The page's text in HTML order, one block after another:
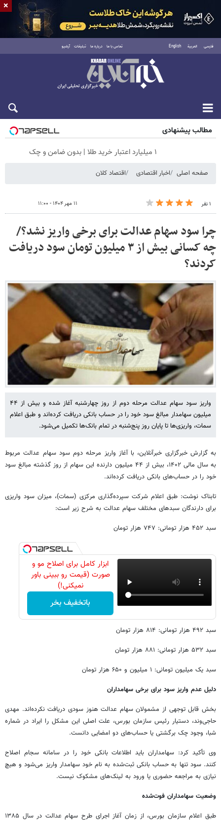
فارسی العربية English تماس با ما درباره ما تبلیغات آرشیو
جمعه ۱۶ مرداد ۱۴۰۵
مطالب پیشنهادی
۱ میلیارد اعتبار خرید طلا | بدون ضامن و چک
صفحه اصلی اخبار اقتصادی اقتصاد کلان
۱ نفر ۱۱ مهر ۱۴۰۴ - ۱۱:۰۰
چرا سود سهام عدالت برای برخی واریز نشد؟/
چه کسانی بیش از ۳ میلیون تومان سود دریافت
کردند؟
واریز سود سهام عدالت مرحله دوم از روز چهارشنبه آغاز شده و بیش از ۴۴
میلیون سهامدار مبالغ سود خود را در حساب بانکی دریافت کرده‌اند و طبق اعلام
سمات، واریزی‌ها تا پایان روز پنج‌شنبه در تمام بانک‌ها تکمیل می‌شود.
به گزارش خبرگزاری خبرآنلاین، با آغاز واریز مرحله دوم سود سهام عدالت مربوط
به سال مالی ۱۴۰۲، بیش از ۴۴ میلیون دارنده این سهام از روز گذشته مبالغ سود
خود را در حساب‌های بانکی دریافت کرده‌اند.
تابناک نوشت: طبق اعلام شرکت سپرده‌گذاری مرکزی (سمات)، میزان سود واریزی
برای دارندگان سبدهای مختلف سهام عدالت به شرح زیر است:
سبد ۴۵۲ هزار تومانی: ۷۴۷ هزار تومان
ابزار کامل برای اصلاح مو و
صورت (قیمت رو ببینی باور
نمیکنی!)
باتخفیف بخر
سبد ۴۹۲ هزار تومانی: ۸۱۴ هزار تومان
سبد ۵۳۲ هزار تومانی: ۸۸۱ هزار تومان
سبد یک میلیون تومانی: ۱ میلیون و ۶۵۰ هزار تومان
دلیل عدم واریز سود برای برخی سهامداران
بخش قابل توجهی از مشمولان سهام عدالت هنوز سودی دریافت نکرده‌اند. مهدی
حاجی‌وند، دستیار رئیس سازمان بورس، علت اصلی این مشکل را ایراد در شماره
شبا، وجود چک برگشتی یا حساب‌های دو امضایی دانست.
وی تأکید کرد: سهامداران باید اطلاعات بانکی خود را در سامانه سجام اصلاح
کنند. سود تنها به حساب بانکی ثبت‌شده به نام خود سهامدار واریز می‌شود و هیچ
نیازی به مراجعه حضوری یا ورود به لینک‌های مشکوک نیست.
وضعیت سهامداران فوت‌شده
طبق اعلام سازمان بورس، از زمان آغاز اجرای طرح سهام عدالت در سال ۱۳۸۵
×